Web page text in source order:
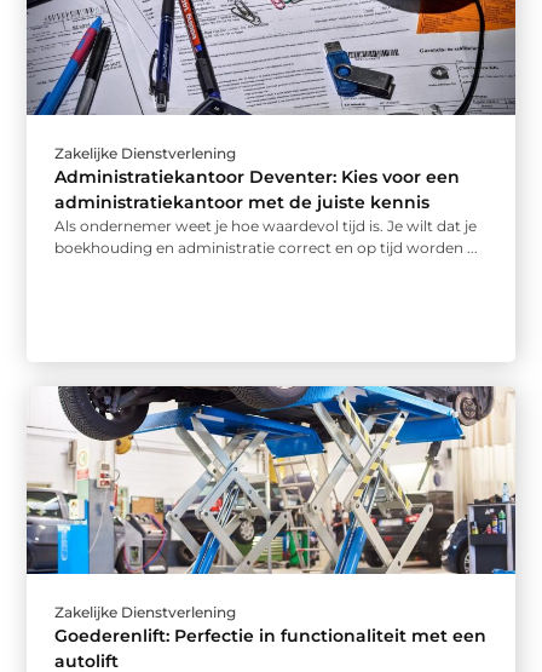
Zakelijke Dienstverlening
Administratiekantoor Deventer: Kies voor een
administratiekantoor met de juiste kennis
Als ondernemer weet je hoe waardevol tijd is. Je wilt dat je
boekhouding en administratie correct en op tijd worden ...
Zakelijke Dienstverlening
Goederenlift: Perfectie in functionaliteit met een
autolift